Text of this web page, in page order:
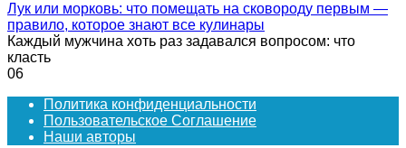
Лук или морковь: что помещать на сковороду первым —
правило, которое знают все кулинары
Каждый мужчина хоть раз задавался вопросом: что
класть
06
Политика конфиденциальности
Пользовательское Соглашение
Наши авторы